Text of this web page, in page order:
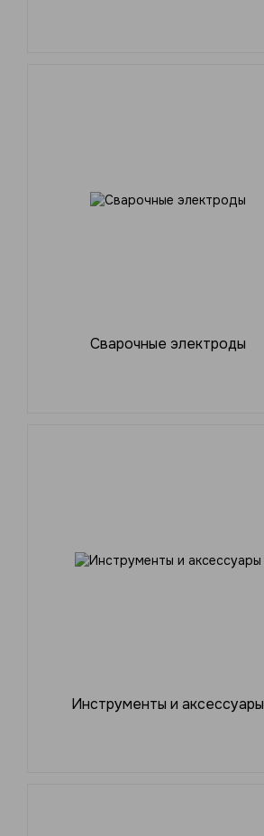
Сварочные электроды
Инструменты и аксессуары